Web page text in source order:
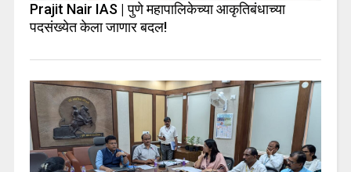
Prajit Nair IAS | पुणे महापालिकेच्या आकृतिबंधाच्या
पदसंख्येत केला जाणार बदल!